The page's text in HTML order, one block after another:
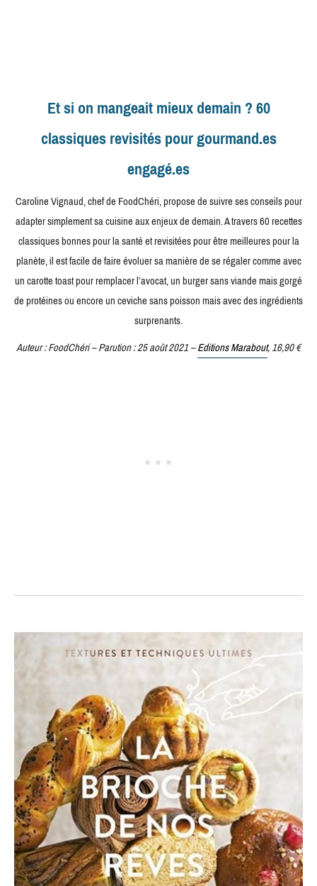
Et si on mangeait mieux demain ? 60
classiques revisités pour gourmand.es
engagé.es
Caroline Vignaud, chef de FoodChéri, propose de suivre ses conseils pour
adapter simplement sa cuisine aux enjeux de demain. A travers 60 recettes
classiques bonnes pour la santé et revisitées pour être meilleures pour la
planète, il est facile de faire évoluer sa manière de se régaler comme avec
un carotte toast pour remplacer l’avocat, un burger sans viande mais gorgé
de protéines ou encore un ceviche sans poisson mais avec des ingrédients
surprenants.
Auteur : FoodChéri – Parution : 25 août 2021 –Editions Marabout, 16,90 €